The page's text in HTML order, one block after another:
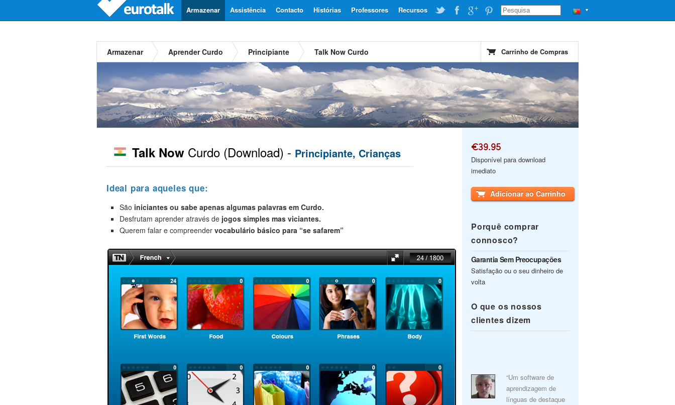
▼
Recursos
Professores
Histórias
Contacto
Assistência
Armazenar
Armazenar Aprender Curdo Principiante Talk Now Curdo Carrinho de Compras
Talk Now Curdo (Download) - Principiante, Crianças
Ideal para aqueles que:
São iniciantes ou sabe apenas algumas palavras em Curdo.
Desfrutam aprender através de jogos simples mas viciantes.
Querem falar e compreender vocabulário básico para “se safarem”
€39.95
Disponível para download
imediato
Adicionar ao Carrinho
Porquê comprar
connosco?
Garantia Sem Preocupações
Satisfação ou o seu dinheiro de
volta
O que os nossos
clientes dizem
“Um software de
aprendizagem de
línguas de destaque